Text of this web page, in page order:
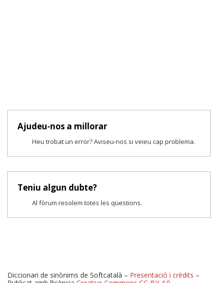
Ajudeu-nos a millorar
Heu trobat un error? Aviseu-nos si veieu cap problema.
Teniu algun dubte?
Al fòrum resolem totes les qüestions.
Diccionari de sinònims de Softcatalà – Presentació i crèdits –